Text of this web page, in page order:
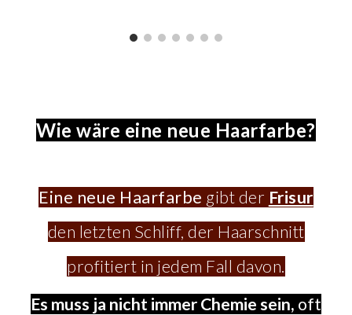
Wie wäre eine neue Haarfarbe?
Eine neue Haarfarbe gibt der Frisur
den letzten Schliff, der Haarschnitt
profitiert in jedem Fall davon.
Es muss ja nicht immer Chemie sein, oft